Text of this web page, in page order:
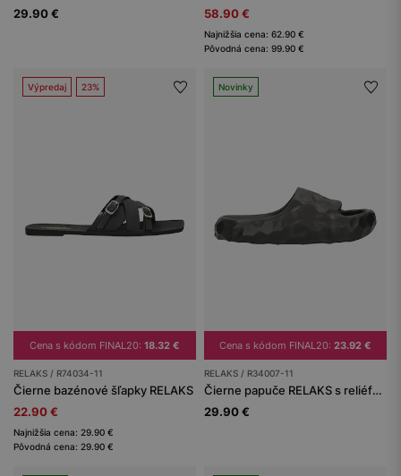
29.90 €
58.90 €
Najnižšia cena: 62.90 €
Pôvodná cena: 99.90 €
Výpredaj 23%
Cena s kódom FINAL20: 18.32 €
RELAKS / R74034-11
Čierne bazénové šľapky RELAKS
22.90 €
Najnižšia cena: 29.90 €
Pôvodná cena: 29.90 €
Novinky
Cena s kódom FINAL20: 23.92 €
RELAKS / R34007-11
Čierne papuče RELAKS s reliéfnou textúrou a hrubou podrážkou
29.90 €